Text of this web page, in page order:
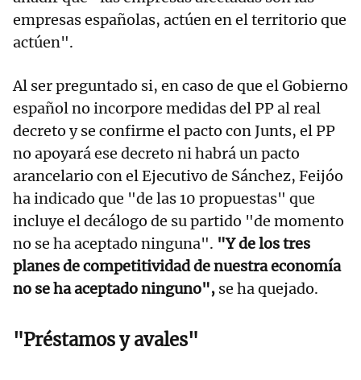
empresas españolas, actúen en el territorio que
actúen".
Al ser preguntado si, en caso de que el Gobierno
español no incorpore medidas del PP al real
decreto y se confirme el pacto con Junts, el PP
no apoyará ese decreto ni habrá un pacto
arancelario con el Ejecutivo de Sánchez, Feijóo
ha indicado que "de las 10 propuestas" que
incluye el decálogo de su partido "de momento
no se ha aceptado ninguna". "Y de los tres
planes de competitividad de nuestra economía
no se ha aceptado ninguno", se ha quejado.
"Préstamos y avales"